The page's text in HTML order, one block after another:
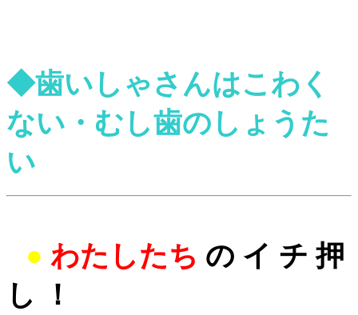
◆歯いしゃさんはこわく
ない・むし歯のしょうた
い
● わたしたち の イ チ 押
し ！